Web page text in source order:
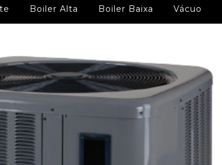
Boiler Alta Boiler Baixa Vácuo